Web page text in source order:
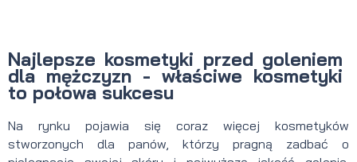
Najlepsze kosmetyki przed goleniem
dla mężczyzn - właściwe kosmetyki
to połowa sukcesu
Na rynku pojawia się coraz więcej kosmetyków
stworzonych dla panów, którzy pragną zadbać o